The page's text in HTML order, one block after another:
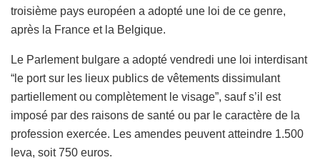
troisième pays européen a adopté une loi de ce genre,
après la France et la Belgique.
Le Parlement bulgare a adopté vendredi une loi interdisant
“le port sur les lieux publics de vêtements dissimulant
partiellement ou complètement le visage”, sauf s’il est
imposé par des raisons de santé ou par le caractère de la
profession exercée. Les amendes peuvent atteindre 1.500
leva, soit 750 euros.